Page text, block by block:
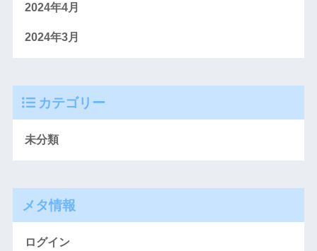
2024年4月
2024年3月
カテゴリー
未分類
メタ情報
ログイン